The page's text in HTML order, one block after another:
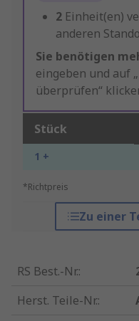
2 Einheit(en)
anderen
Sie benötigen
eingeben und auf
überprüfen“
Stück
1 +
*Richtpreis
Zu einer
RS Best.-Nr.:
Herst. Teile-Nr.: